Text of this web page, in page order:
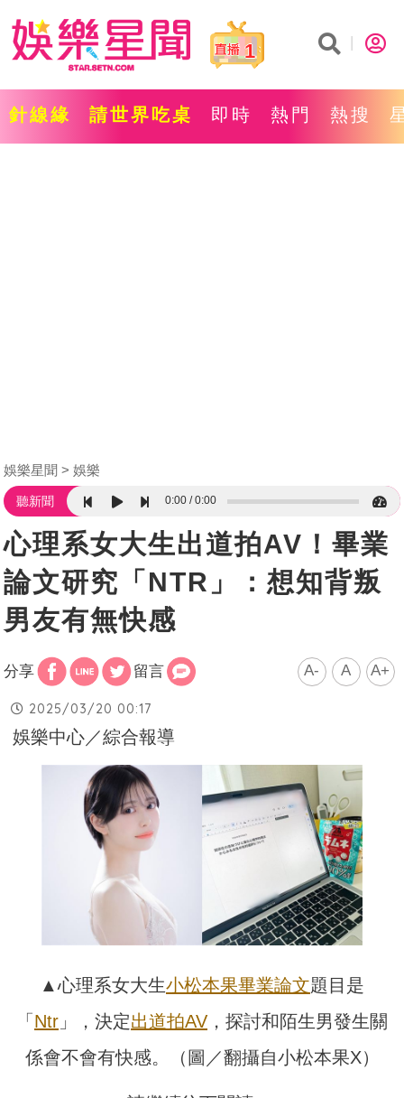
1
針線緣 請世界吃桌 即時 熱門 熱搜
娛樂星聞 娛樂
聽新聞 0:00 0:00
心理系女大生出道拍AV！畢業
論文研究「NTR」：想知背叛
男友有無快感
分享 留言 A- A A+
2025/03/20 00:17
娛樂中心／綜合報導
▲心理系女大生小松本果畢業論文題目是
「 Ntr 」，決定出道拍AV ，探討和陌生男發生關
係會不會有快感。（圖／翻攝自小松本果X）